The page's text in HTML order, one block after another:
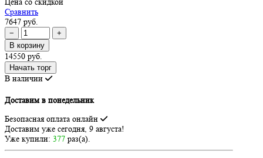
Сравнить
7647 руб.
−
+
В корзину
14550 руб.
Начать торг
В наличии
Доставим в понедельник
Безопасная оплата онлайн
Доставим уже сегодня, 9 августа!
Уже купили: 377 раз(a).